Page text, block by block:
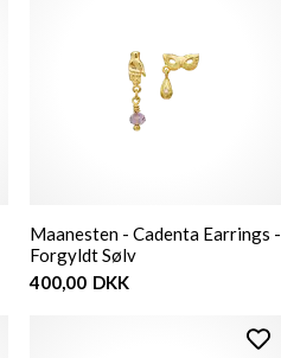
Maanesten - Cadenta Earrings -
Forgyldt Sølv
400,00 DKK